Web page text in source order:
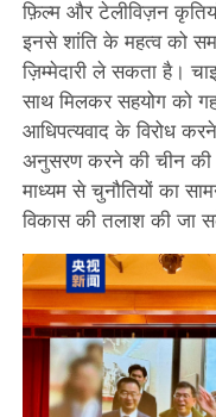
फ़िल्म और टेलीविज़न
इनसे शांति के महत्व को
ज़िम्मेदारी ले सकता है।
साथ मिलकर सहयोग को
आधिपत्यवाद के विरोध
अनुसरण करने की चीन की
माध्यम से चुनौतियों का
विकास की तलाश की जा